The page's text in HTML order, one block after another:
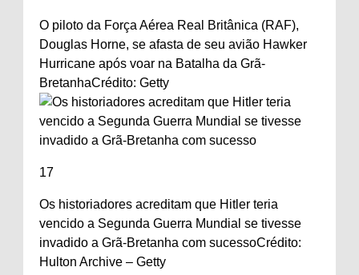
O piloto da Força Aérea Real Britânica (RAF),
Douglas Horne, se afasta de seu avião Hawker
Hurricane após voar na Batalha da Grã-
BretanhaCrédito: Getty
17
Os historiadores acreditam que Hitler teria
vencido a Segunda Guerra Mundial se tivesse
invadido a Grã-Bretanha com sucessoCrédito:
Hulton Archive – Getty